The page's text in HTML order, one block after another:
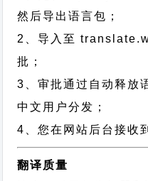
然后导出语言包；
2、导入至
批；
3、审批通过自动释放
中文用户分发；
4、您在网站后台接收
翻译质量